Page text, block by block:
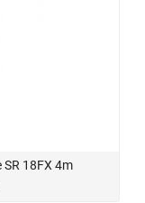
18FX 4m